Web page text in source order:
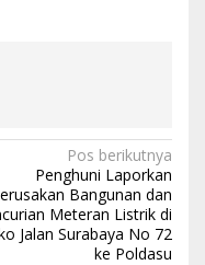
Pos berikutnya
Penghuni Laporkan
Bangunan dan
Meteran Listrik di
Jalan Surabaya No 72
ke Poldasu